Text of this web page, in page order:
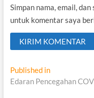
Simpan nama, email,
untuk komentar saya
Navigasi
pos
Published in
Edaran Pencegahan